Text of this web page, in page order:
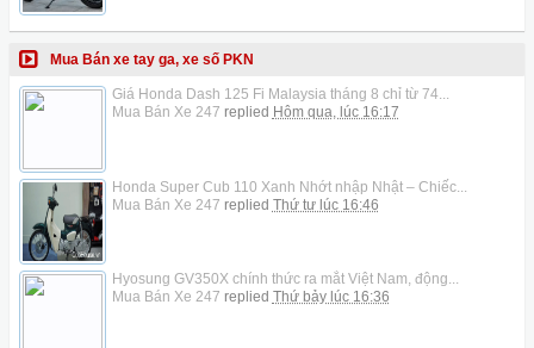
Mua Bán xe tay ga, xe số PKN
Giá Honda Dash 125 Fi Malaysia tháng 8 chỉ từ 74...
Mua Bán Xe 247 replied Hôm qua, lúc 16:17
Honda Super Cub 110 Xanh Nhớt nhập Nhật – Chiếc...
Mua Bán Xe 247 replied Thứ tư lúc 16:46
Hyosung GV350X chính thức ra mắt Việt Nam, động...
Mua Bán Xe 247 replied Thứ bảy lúc 16:36